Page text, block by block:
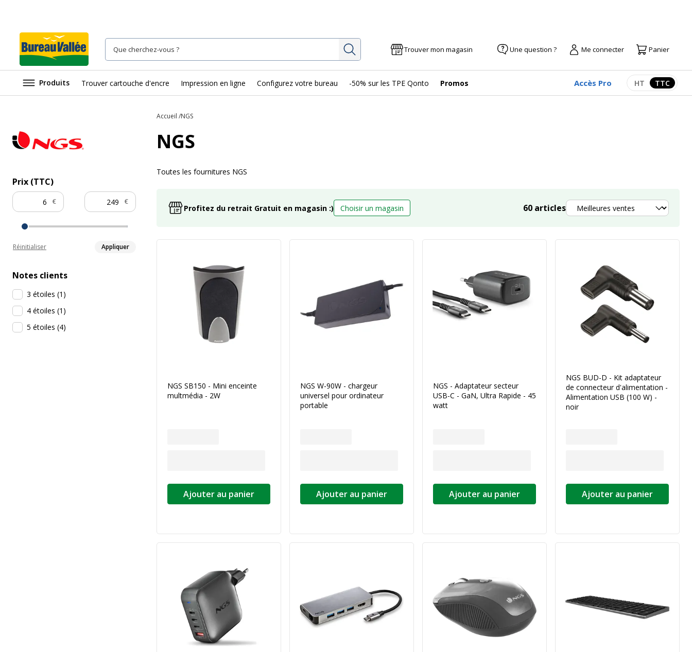
Rechercher Trouver mon magasin Une question ? Me connecter Panier
Produits Trouver cartouche d'encre Impression en ligne Configurez votre bureau -50% sur les TPE Qonto Promos Accès Pro Afficher les
HT TTC
Prix (TTC)
€ €
Réinitialiser Appliquer
Notes clients
3 étoiles (1 )
4 étoiles (1 )
5 étoiles (4)
Accueil NGS
NGS
Toutes les fournitures NGS
Profitez du retrait Gratuit en magasin :) Choisir un magasin 60 articlesTrier
NGS SB150 - Mini enceinte
multmédia - 2W
Ajouter au panier
NGS W-90W - chargeur
universel pour ordinateur
portable
Ajouter au panier
NGS - Adaptateur secteur
USB-C - GaN, Ultra Rapide - 45
watt
Ajouter au panier
NGS BUD-D - Kit adaptateur
de connecteur d'alimentation -
Alimentation USB (100 W) -
noir
Ajouter au panier